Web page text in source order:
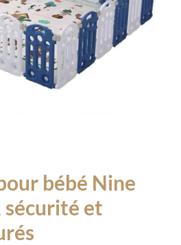
bébé Nine
sécurité et